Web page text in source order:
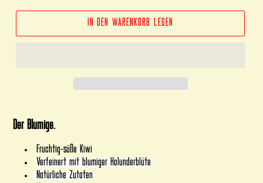
IN DEN WARENKORB LEGEN
wird
Warenkorb
hinzugefügt
Der Blumige.
Fruchtig-süße Kiwi
Verfeinert mit blumiger Holunderblüte
Natürliche Zutaten